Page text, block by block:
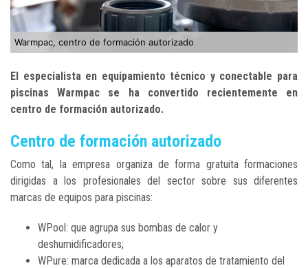
Warmpac, centro de formación autorizado
El especialista en equipamiento técnico y conectable para
piscinas Warmpac se ha convertido recientemente en
centro de formación autorizado.
Centro de formación autorizado
Como tal, la empresa organiza de forma gratuita formaciones
dirigidas a los profesionales del sector sobre sus diferentes
marcas de equipos para piscinas:
WPool: que agrupa sus bombas de calor y
deshumidificadores;
WPure: marca dedicada a los aparatos de tratamiento del